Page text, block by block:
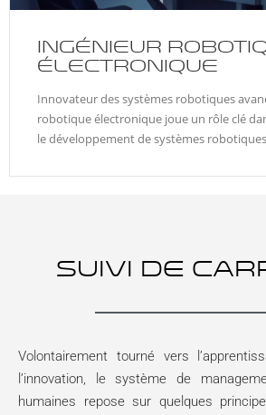
INGÉNIEUR
ÉLECTRONIQUE
Innovateur des systèmes robotiques
robotique électronique joue un rôle clé
le développement de systèmes
SUIVI DE
Volontairement tourné vers
l’innovation, le système de
humaines repose sur quelques